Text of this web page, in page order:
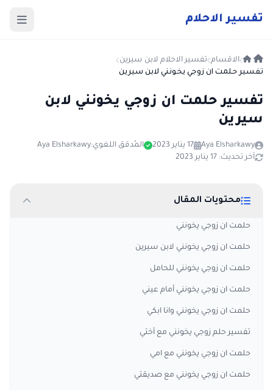
تفسير الاحلام
الاقسام تفسير الاحلام لابن سيرين
تفسير حلمت ان زوجي يخونني لابن سيرين
تفسير حلمت ان زوجي يخونني لابن
سيرين
Aya Elsharkawy 17 يناير 2023 المُدقق اللغوي:Aya Elsharkawy
آخر تحديث: 17 يناير 2023
محتويات المقال
حلمت ان زوجي يخونني
حلمت ان زوجي يخونني لابن سيرين
حلمت ان زوجي يخونني للحامل
حلمت ان زوجي يخونني أمام عيني
حلمت ان زوجي يخونني وانا ابكي
تفسير حلم زوجي يخونني مع أختي
حلمت ان زوجي يخونني مع امي
حلمت ان زوجي يخونني مع صديقتي